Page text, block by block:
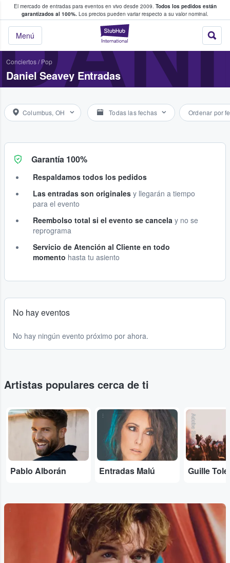
El mercado de entradas para eventos en vivo desde 2009. Todos los pedidos están
garantizados al 100%. Los precios pueden variar respecto a su valor nominal.
StubHub:
Menú
y venta de entradas entre fans
Conciertos/ Pop
Daniel Seavey Entradas
Columbus, OH Todas las fechas Ordenar por
Garantía 100%
Respaldamos todos los pedidos
Las entradas son originales y llegarán a tiempo
para el evento
Reembolso total si el evento se cancela y no se
reprograma
Servicio de Atención al Cliente en todo
momento hasta tu asiento
No hay eventos
No hay ningún evento próximo por ahora.
Artistas populares cerca de ti
...
Pablo Alborán
...
Entradas Malú
Adobe Stock
Guille
...